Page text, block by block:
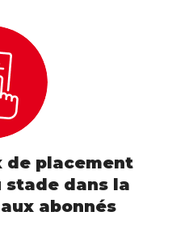
de placement
stade dans la
abonnés